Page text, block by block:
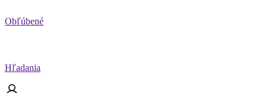
Obľúbené
Hľadania